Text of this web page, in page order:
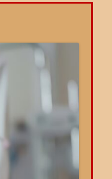
PENNUN HANKINTAAN
TULOKSET 2022